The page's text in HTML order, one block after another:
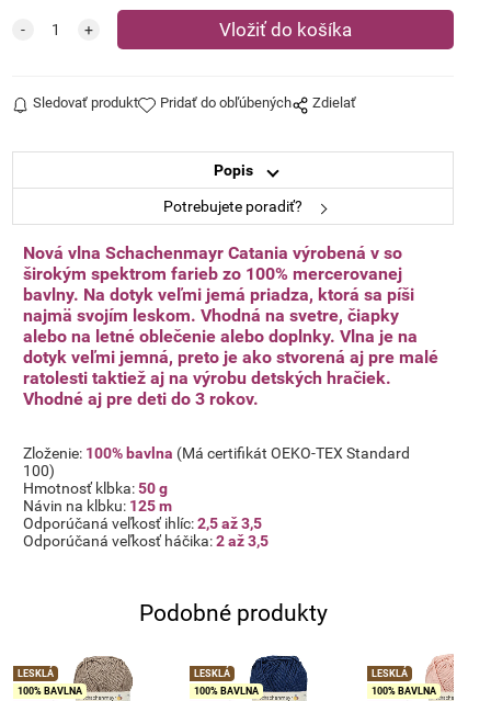
Sledovať produkt Pridať do obľúbených Zdielať
Popis
Potrebujete poradiť?
Nová vlna Schachenmayr Catania výrobená v so
širokým spektrom farieb zo 100% mercerovanej
bavlny. Na dotyk veľmi jemá priadza, ktorá sa píši
najmä svojím leskom. Vhodná na svetre, čiapky
alebo na letné oblečenie alebo doplnky. Vlna je na
dotyk veľmi jemná, preto je ako stvorená aj pre malé
ratolesti taktiež aj na výrobu detských hračiek.
Vhodné aj pre deti do 3 rokov.
Zloženie: 100% bavlna (Má certifikát OEKO-TEX Standard
100)
Hmotnosť klbka:50 g
Návin na klbku: 125 m
Odporúčaná veľkosť ihlíc:2,5 až 3,5
Odporúčaná veľkosť háčika:2 až 3,5
Podobné produkty
LESKLÁ
100% BAVLNA
LESKLÁ
100% BAVLNA
LESKLÁ
100% BAVLNA